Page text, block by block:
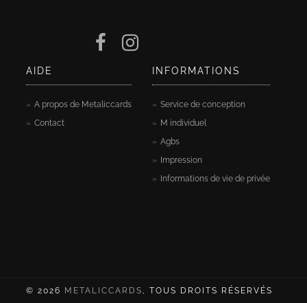
AIDE
A propos de Metaliccards
Contact
INFORMATIONS
Service de conception
M individuel
Agbs
Impression
Informations de vie de privée
© 2026 METALICCARDS , TOUS DROITS RÉSERVÉS